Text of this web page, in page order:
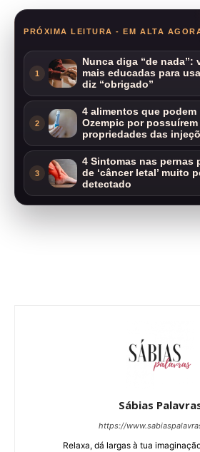
PRÓXIMA LEITURA - EM ALTA
1
Nunca diga “de nada”:
mais educadas para
diz “obrigado”
2
4 alimentos que podem
Ozempic por possuírem
propriedades das
3
4 Sintomas nas pernas
de ‘câncer letal’ muito
detectado
Sábias
https://
Relaxa, dá largas à tua